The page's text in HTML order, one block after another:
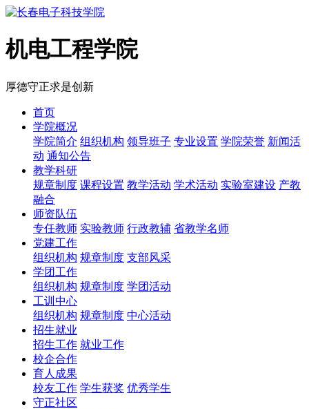
机电工程学院
厚德守正求是创新
首页
学院概况
学院简介 组织机构 领导班子 专业设置 学院荣誉 新闻活
动 通知公告
教学科研
规章制度 课程设置 教学活动 学术活动 实验室建设 产教
融合
师资队伍
专任教师 实验教师 行政教辅 省教学名师
党建工作
组织机构 规章制度 支部风采
学团工作
组织机构 规章制度 学团活动
工训中心
组织机构 规章制度 中心活动
招生就业
招生工作 就业工作
校企合作
育人成果
校友工作 学生获奖 优秀学生
守正社区